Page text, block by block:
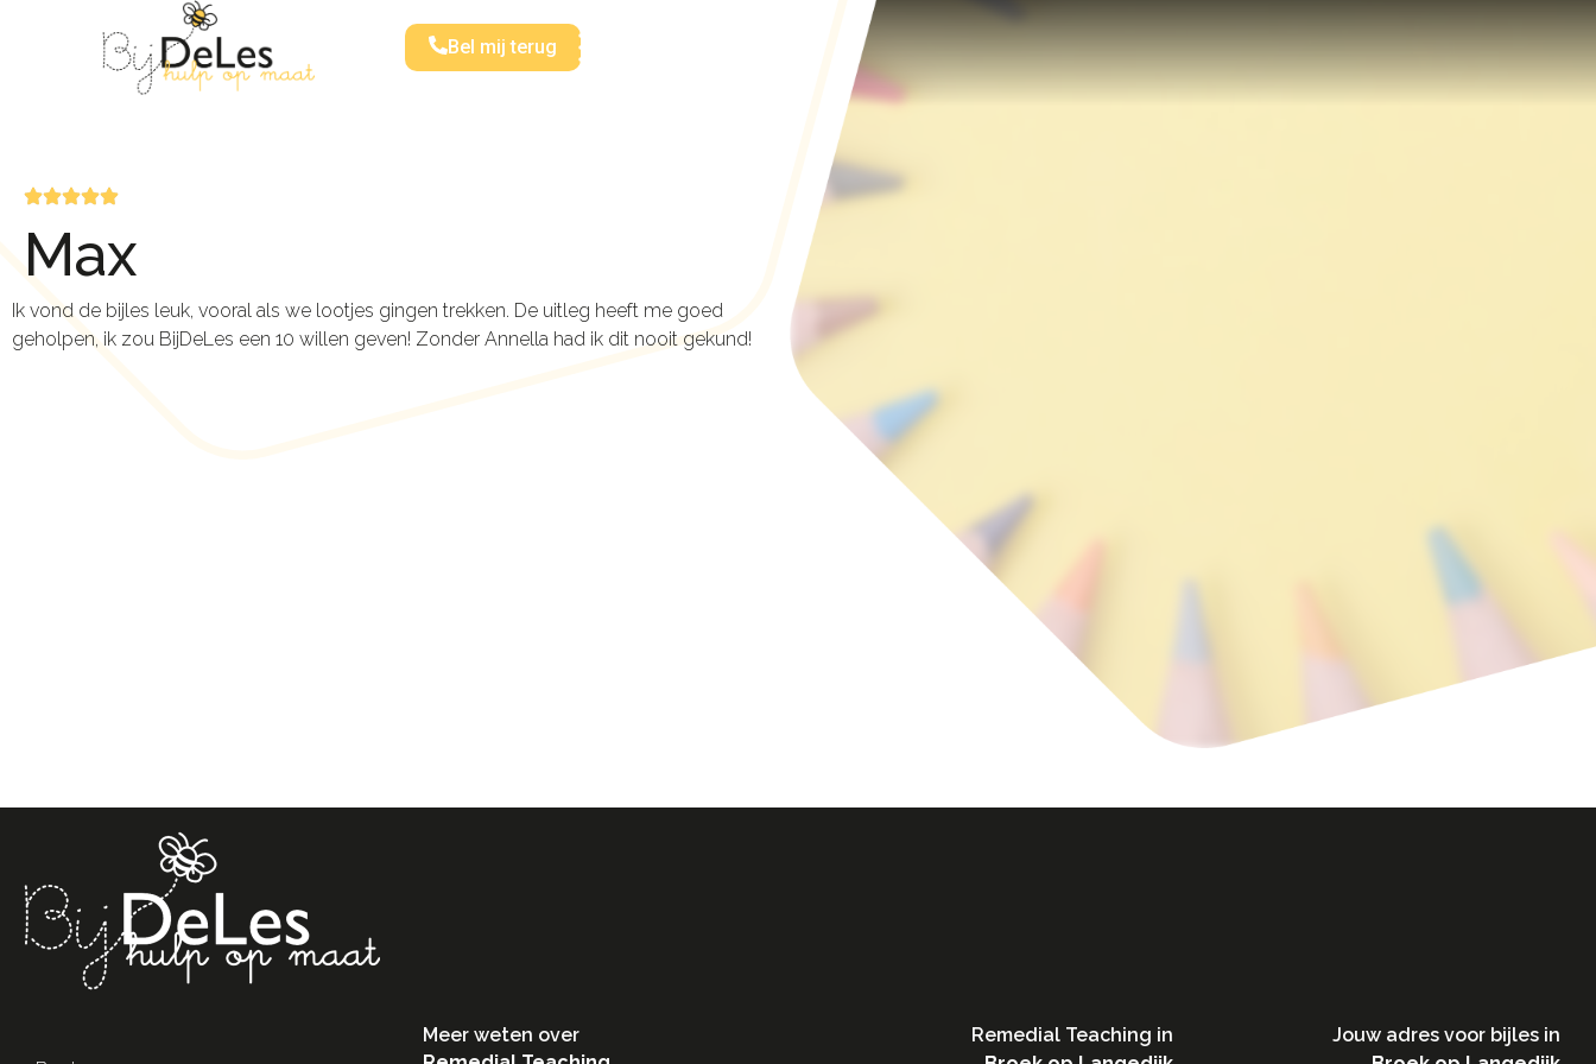
Bel mij terug
Max
Ik vond de bijles leuk, vooral als we lootjes gingen trekken. De uitleg heeft me goed
geholpen, ik zou BijDeLes een 10 willen geven! Zonder Annella had ik dit nooit gekund!
Meer weten over
Remedial Teaching in​
Jouw adres voor bijles in